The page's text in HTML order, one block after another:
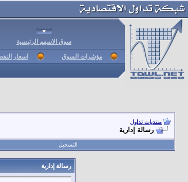
سوق الاسهم الرئيسية
مؤشرات السوق اسعار
منتديات تداول
رسالة إدارية
التسجيل
رسالة إدارية